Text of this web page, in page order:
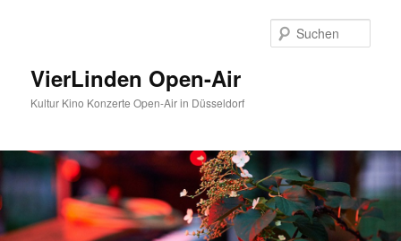
VierLinden Open-Air
Kultur Kino Konzerte Open-Air in Düsseldorf